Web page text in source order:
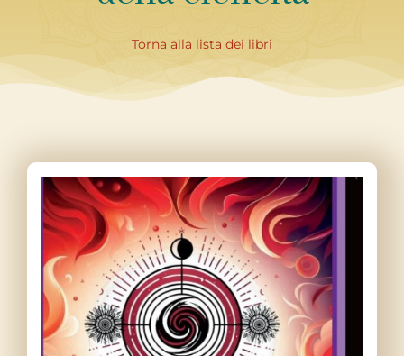
Il Tempio
Libri
Torna alla lista dei libri